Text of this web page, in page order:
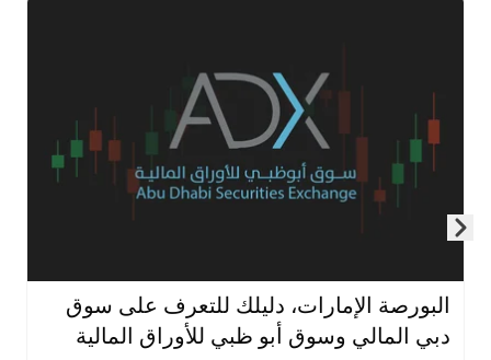
البورصة الإمارات، دليلك للتعرف على سوق
دبي المالي وسوق أبو ظبي للأوراق المالية